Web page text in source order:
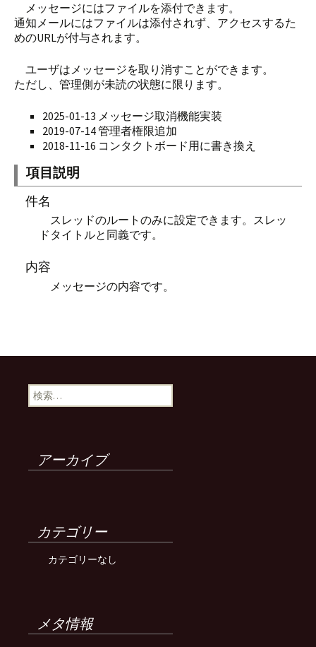
メッセージにはファイルを添付できます。
通知メールにはファイルは添付されず、アクセスするた
めのURLが付与されます。
ユーザはメッセージを取り消すことができます。
ただし、管理側が未読の状態に限ります。
2025-01-13 メッセージ取消機能実装
2019-07-14 管理者権限追加
2018-11-16 コンタクトボード用に書き換え
項目説明
件名
スレッドのルートのみに設定できます。スレッ
ドタイトルと同義です。
内容
メッセージの内容です。
検
索:
アーカイブ
カテゴリー
カテゴリーなし
メタ情報